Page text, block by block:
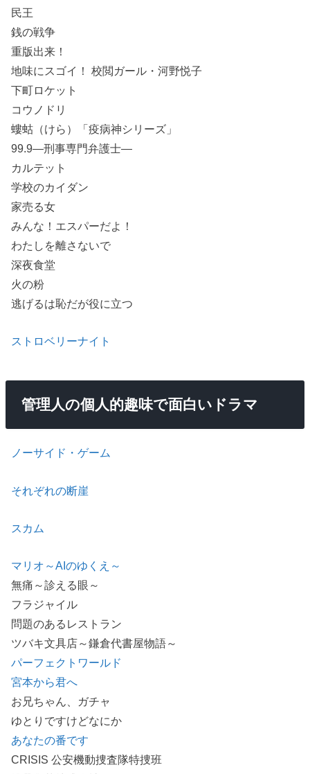
民王
銭の戦争
重版出来！
地味にスゴイ！ 校閲ガール・河野悦子
下町ロケット
コウノドリ
螻蛄（けら）「疫病神シリーズ」
99.9―刑事専門弁護士―
カルテット
学校のカイダン
家売る女
みんな！エスパーだよ！
わたしを離さないで
深夜食堂
火の粉
逃げるは恥だが役に立つ
ストロベリーナイト
管理人の個人的趣味で面白いドラマ
ノーサイド・ゲーム
それぞれの断崖
スカム
マリオ～AIのゆくえ～
無痛～診える眼～
フラジャイル
問題のあるレストラン
ツバキ文具店～鎌倉代書屋物語～
パーフェクトワールド
宮本から君へ
お兄ちゃん、ガチャ
ゆとりですけどなにか
あなたの番です
CRISIS 公安機動捜査隊特捜班